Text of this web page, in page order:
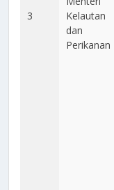
3
Kelautan
dan
Perikanan